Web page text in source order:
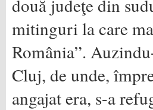
două judeţe din
mitinguri la care
România”.
Cluj, de unde,
angajat era, s-a